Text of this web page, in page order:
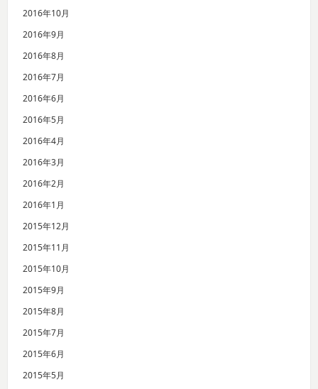
2016年10月
2016年9月
2016年8月
2016年7月
2016年6月
2016年5月
2016年4月
2016年3月
2016年2月
2016年1月
2015年12月
2015年11月
2015年10月
2015年9月
2015年8月
2015年7月
2015年6月
2015年5月